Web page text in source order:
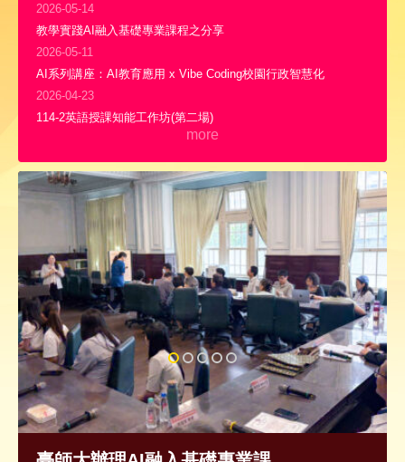
2026-05-14
教學實踐AI融入基礎專業課程之分享
2026-05-11
AI系列講座：AI教育應用 x Vibe Coding校園行政智慧化
2026-04-23
114-2英語授課知能工作坊(第二場)
more